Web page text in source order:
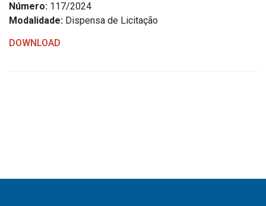
Serviços
Número: 117/2024
Modalidade: Dispensa de Licitação
DOWNLOAD